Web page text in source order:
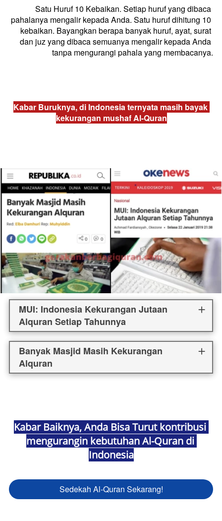
Satu Huruf 10 Kebaikan. Setiap huruf yang dibaca
pahalanya mengalir kepada Anda. Satu huruf dihitung 10
kebaikan. Bayangkan berapa banyak huruf, ayat, surat
dan juz yang dibaca semuanya mengalir kepada Anda
tanpa mengurangi pahala yang membacanya.
Kabar Buruknya, di Indonesia ternyata masih bayak
kekurangan mushaf Al-Quran
MUI: Indonesia Kekurangan Jutaan
Alquran Setiap Tahunnya
Banyak Masjid Masih Kekurangan
Alquran
Kabar Baiknya, Anda Bisa Turut kontribusi
mengurangin kebutuhan Al-Quran di
Indonesia
`
Sedekah Al-Quran Sekarang!